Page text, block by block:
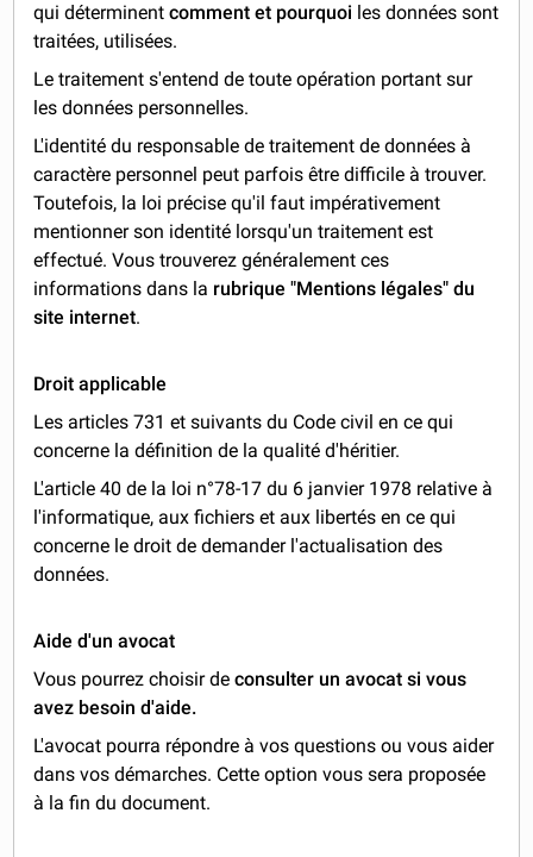
qui déterminentcomment et pourquoi les données sont
traitées, utilisées.
Le traitement s'entend de toute opération portant sur
les données personnelles.
L'identité du responsable de traitement de données à
caractère personnel peut parfois être difficile à trouver.
Toutefois, la loi précise qu'il faut impérativement
mentionner son identité lorsqu'un traitement est
effectué. Vous trouverez généralement ces
informations dans la rubrique "Mentions légales" du
site internet.
Droit applicable
Les articles 731 et suivants du Code civil en ce qui
concerne la définition de la qualité d'héritier.
L'article 40 de la loi n°78-17 du 6 janvier 1978 relative à
l'informatique, aux fichiers et aux libertés en ce qui
concerne le droit de demander l'actualisation des
données.
Aide d'un avocat
Vous pourrez choisir deconsulter un avocat si vous
avez besoin d'aide.
L'avocat pourra répondre à vos questions ou vous aider
dans vos démarches. Cette option vous sera proposée
à la fin du document.